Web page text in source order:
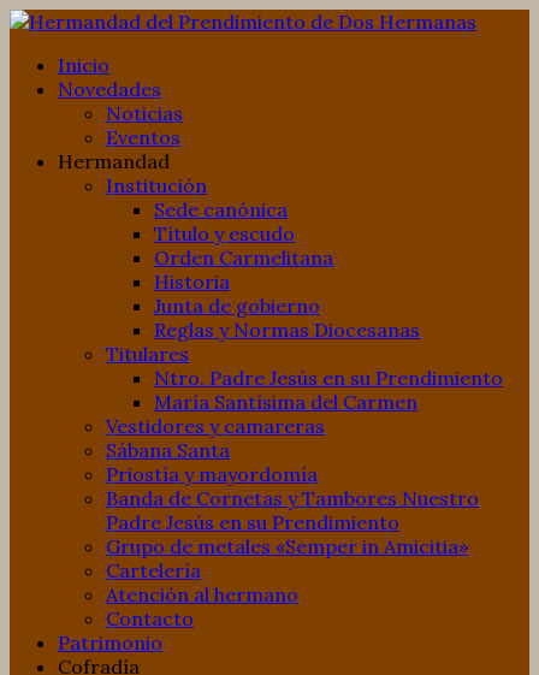
Inicio
Novedades
Noticias
Eventos
Hermandad
Institución
Sede canónica
Título y escudo
Orden Carmelitana
Historia
Junta de gobierno
Reglas y Normas Diocesanas
Titulares
Ntro. Padre Jesús en su Prendimiento
María Santísima del Carmen
Vestidores y camareras
Sábana Santa
Priostía y mayordomía
Banda de Cornetas y Tambores Nuestro
Padre Jesús en su Prendimiento
Grupo de metales «Semper in Amicitia»
Cartelería
Atención al hermano
Contacto
Patrimonio
Cofradía